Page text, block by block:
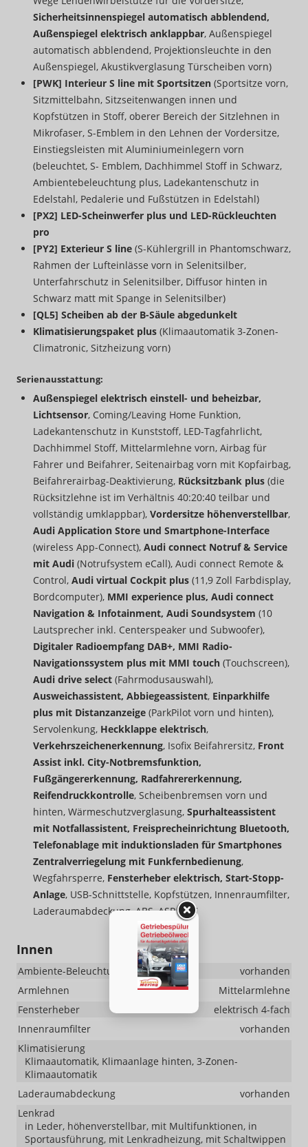
Sicherheitsinnenspiegel automatisch abblendend,
Außenspiegel elektrisch anklappbar, Außenspiegel
automatisch abblendend, Projektionsleuchte in den
Außenspiegel, Akustikverglasung Türscheiben vorn)
[PWK] Interieur S line mit Sportsitzen (Sportsitze vorn,
Sitzmittelbahn, Sitzseitenwangen innen und
Kopfstützen in Stoff, oberer Bereich der Sitzlehnen in
Mikrofaser, S-Emblem in den Lehnen der Vordersitze,
Einstiegsleisten mit Aluminiumeinlegern vorn
(beleuchtet, S- Emblem, Dachhimmel Stoff in Schwarz,
Ambientebeleuchtung plus, Ladekantenschutz in
Edelstahl, Pedalerie und Fußstützen in Edelstahl)
[PX2] LED-Scheinwerfer plus und LED-Rückleuchten
pro
[PY2] Exterieur S line (S-Kühlergrill in Phantomschwarz,
Rahmen der Lufteinlässe vorn in Selenitsilber,
Unterfahrschutz in Selenitsilber, Diffusor hinten in
Schwarz matt mit Spange in Selenitsilber)
[QL5] Scheiben ab der B-Säule abgedunkelt
Klimatisierungspaket plus (Klimaautomatik 3-Zonen-
Climatronic, Sitzheizung vorn)
Serienausstattung:
Außenspiegel elektrisch einstell- und beheizbar,
Lichtsensor, Coming/Leaving Home Funktion,
Ladekantenschutz in Kunststoff, LED-Tagfahrlicht,
Dachhimmel Stoff, Mittelarmlehne vorn, Airbag für
Fahrer und Beifahrer, Seitenairbag vorn mit Kopfairbag,
Beifahrerairbag-Deaktivierung, Rücksitzbank plus (die
Rücksitzlehne ist im Verhältnis 40:20:40 teilbar und
vollständig umklappbar), Vordersitze höhenverstellbar,
Audi Application Store und Smartphone-Interface
(wireless App-Connect), Audi connect Notruf & Service
mit Audi (Notrufsystem eCall), Audi connect Remote &
Control, Audi virtual Cockpit plus (11,9 Zoll Farbdisplay,
Bordcomputer), MMI experience plus, Audi connect
Navigation & Infotainment, Audi Soundsystem (10
Lautsprecher inkl. Centerspeaker und Subwoofer),
Digitaler Radioempfang DAB+, MMI Radio-
Navigationssystem plus mit MMI touch (Touchscreen),
Audi drive select (Fahrmodusauswahl),
Ausweichassistent, Abbiegeassistent, Einparkhilfe
plus mit Distanzanzeige (ParkPilot vorn und hinten),
Servolenkung, Heckklappe elektrisch,
Verkehrszeichenerkennung, Isofix Beifahrersitz, Front
Assist inkl. City-Notbremsfunktion,
Fußgängererkennung, Radfahrererkennung,
Reifendruckkontrolle, Scheibenbremsen vorn und
hinten, Wärmeschutzverglasung, Spurhalteassistent
mit Notfallassistent, Freisprecheinrichtung Bluetooth,
Telefonablage mit induktionsladen für Smartphones
Zentralverriegelung mit Funkfernbedienung,
Wegfahrsperre, Fensterheber elektrisch, Start-Stopp-
Anlage, USB-Schnittstelle, Kopfstützen, Innenraumfilter,
Laderaumabdeckung, ABS, ASR, ESC
Innen
Ambiente-Beleuchtung
vorhanden
Armlehnen
Mittelarmlehne
Fensterheber
elektrisch 4-fach
Innenraumfilter
vorhanden
Klimatisierung
Klimaautomatik, Klimaanlage hinten, 3-Zonen-
Klimaautomatik
Laderaumabdeckung
vorhanden
Lenkrad
in Leder, höhenverstellbar, mit Multifunktionen, in
Sportausführung, mit Lenkradheizung, mit Schaltwippen